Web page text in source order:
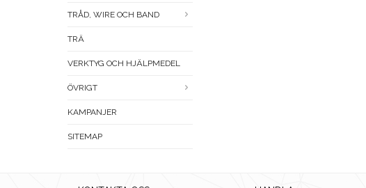
TRÅD, WIRE OCH BAND
TRÄ
VERKTYG OCH HJÄLPMEDEL
ÖVRIGT
KAMPANJER
SITEMAP